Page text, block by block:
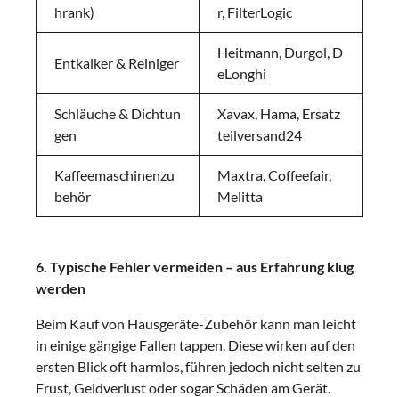
hrank)
r, FilterLogic
Entkalker & Reiniger
Heitmann, Durgol, D
eLonghi
Schläuche & Dichtun
gen
Xavax, Hama, Ersatz
teilversand24
Kaffeemaschinenzu
behör
Maxtra, Coffeefair,
Melitta
6. Typische Fehler vermeiden – aus Erfahrung klug
werden
Beim Kauf von Hausgeräte-Zubehör kann man leicht
in einige gängige Fallen tappen. Diese wirken auf den
ersten Blick oft harmlos, führen jedoch nicht selten zu
Frust, Geldverlust oder sogar Schäden am Gerät.